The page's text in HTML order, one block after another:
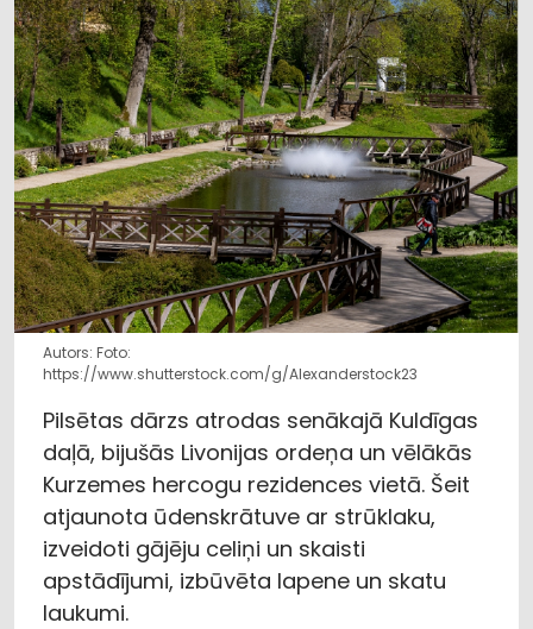
Autors: Foto:
https://www.shutterstock.com/g/Alexanderstock23
Pilsētas dārzs atrodas senākajā Kuldīgas
daļā, bijušās Livonijas ordeņa un vēlākās
Kurzemes hercogu rezidences vietā. Šeit
atjaunota ūdenskrātuve ar strūklaku,
izveidoti gājēju celiņi un skaisti
apstādījumi, izbūvēta lapene un skatu
laukumi.